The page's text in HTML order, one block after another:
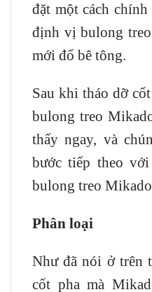
đặt một cách
định vị bulong
mới đổ bê tông.
Sau khi tháo dỡ
bulong treo
thấy ngay, và
bước tiếp theo
bulong treo
Phân loại
Như đã nói ở trên
cốt pha mà